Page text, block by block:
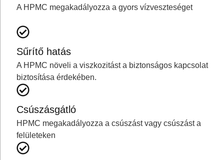
A HPMC megakadályozza a gyors vízveszteséget
Sűrítő hatás
A HPMC növeli a viszkozitást a biztonságos kapcsolat
biztosítása érdekében.
Csúszásgátló
HPMC megakadályozza a csúszást vagy csúszást a
felületeken